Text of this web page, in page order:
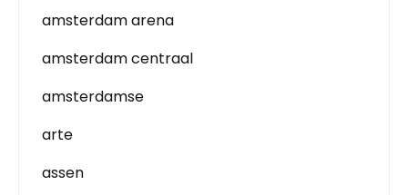
amsterdam arena
amsterdam centraal
amsterdamse
arte
assen